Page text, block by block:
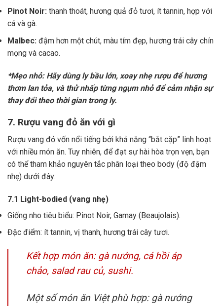
Pinot Noir: thanh thoát, hương quả đỏ tươi, ít tannin, hợp với
cá và gà.
Malbec: đậm hơn một chút, màu tím đẹp, hương trái cây chín
mọng và cacao.
*Mẹo nhỏ: Hãy dùng ly bầu lớn, xoay nhẹ rượu để hương
thơm lan tỏa, và thử nhấp từng ngụm nhỏ để cảm nhận sự
thay đổi theo thời gian trong ly.
7. Rượu vang đỏ ăn với gì
Rượu vang đỏ vốn nổi tiếng bởi khả năng “bắt cặp” linh hoạt
với nhiều món ăn. Tuy nhiên, để đạt sự hài hòa trọn vẹn, bạn
có thể tham khảo nguyên tắc phân loại theo body (độ đậm
nhẹ) dưới đây:
7.1 Light-bodied (vang nhẹ)
Giống nho tiêu biểu: Pinot Noir, Gamay (Beaujolais).
Đặc điểm: ít tannin, vị thanh, hương trái cây tươi.
Kết hợp món ăn: gà nướng, cá hồi áp
chảo, salad rau củ, sushi.
Một số món ăn Việt phù hợp: gà nướng